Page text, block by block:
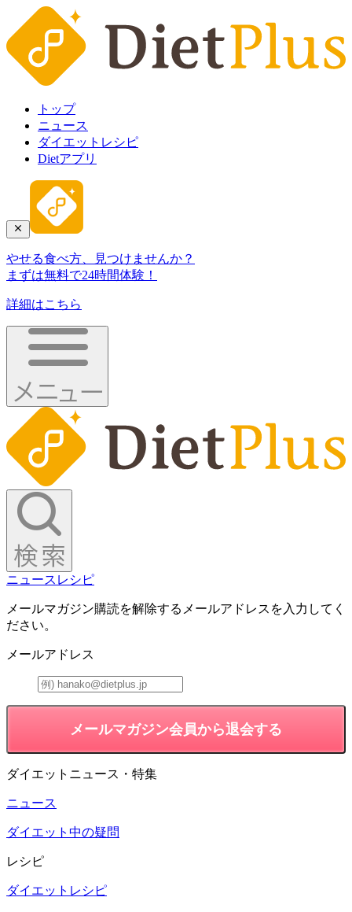
トップ
ニュース
ダイエットレシピ
Dietアプリ
やせる食べ方、見つけませんか？
まずは無料で24時間体験！
詳細はこちら
ニュース レシピ
メールマガジン購読を解除するメールアドレスを入力してく
ださい。
メールアドレス
メールマガジン会員から退会する
ダイエットニュース・特集
ニュース
ダイエット中の疑問
レシピ
ダイエットレシピ